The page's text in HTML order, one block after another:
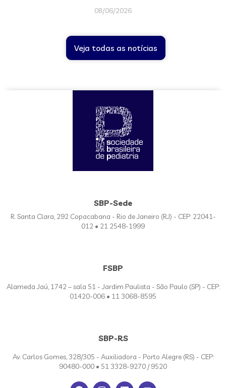
08/06/2026
Veja todas as notícias
SBP-Sede
R. Santa Clara, 292 Copacabana - Rio de Janeiro (RJ) - CEP: 22041-
012 • 21 2548-1999
FSBP
Alameda Jaú, 1742 – sala 51 - Jardim Paulista - São Paulo (SP) - CEP:
01420-006 • 11 3068-8595
SBP-RS
Av. Carlos Gomes, 328/305 - Auxiliadora - Porto Alegre (RS) - CEP:
90480-000 • 51 3328-9270 / 9520